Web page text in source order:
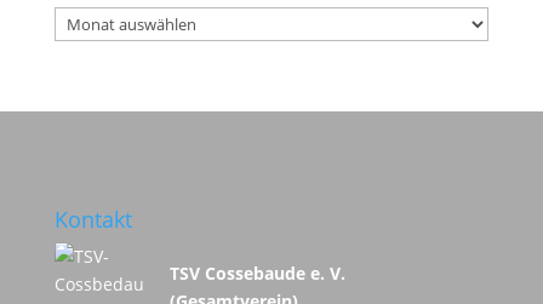
Archiv
Kontakt
TSV Cossebaude e. V.